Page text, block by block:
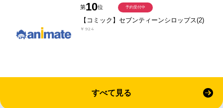
第10位
【コミック】セブンティーンシロップス(2)
￥924
予約受付中
すべて見る